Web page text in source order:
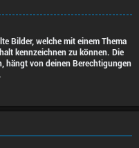
Bilder, welche mit einem Thema
kennzeichnen zu können. Die
hängt von deinen Berechtigungen